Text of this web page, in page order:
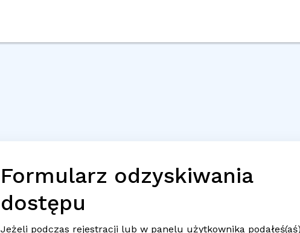
Formularz odzyskiwania
dostępu
Jeżeli podczas rejestracji lub w panelu użytkownika podałeś(aś)